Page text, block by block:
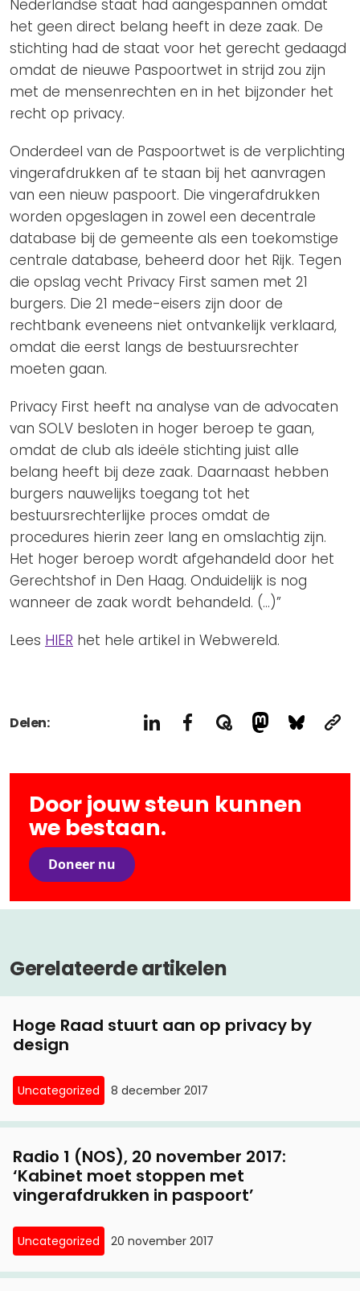
Nederlandse staat had aangespannen omdat
het geen direct belang heeft in deze zaak. De
stichting had de staat voor het gerecht gedaagd
omdat de nieuwe Paspoortwet in strijd zou zijn
met de mensenrechten en in het bijzonder het
recht op privacy.
Onderdeel van de Paspoortwet is de verplichting
vingerafdrukken af te staan bij het aanvragen
van een nieuw paspoort. Die vingerafdrukken
worden opgeslagen in zowel een decentrale
database bij de gemeente als een toekomstige
centrale database, beheerd door het Rijk. Tegen
die opslag vecht Privacy First samen met 21
burgers. Die 21 mede-eisers zijn door de
rechtbank eveneens niet ontvankelijk verklaard,
omdat die eerst langs de bestuursrechter
moeten gaan.
Privacy First heeft na analyse van de advocaten
van SOLV besloten in hoger beroep te gaan,
omdat de club als ideële stichting juist alle
belang heeft bij deze zaak. Daarnaast hebben
burgers nauwelijks toegang tot het
bestuursrechterlijke proces omdat de
procedures hierin zeer lang en omslachtig zijn.
Het hoger beroep wordt afgehandeld door het
Gerechtshof in Den Haag. Onduidelijk is nog
wanneer de zaak wordt behandeld. (…)”
Lees HIER het hele artikel in Webwereld.
Delen:
Door jouw steun kunnen
we bestaan.
Doneer nu
Gerelateerde artikelen
Hoge Raad stuurt aan op privacy by
design
Uncategorized 8 december 2017
Radio 1 (NOS), 20 november 2017:
‘Kabinet moet stoppen met
vingerafdrukken in paspoort’
Uncategorized 20 november 2017